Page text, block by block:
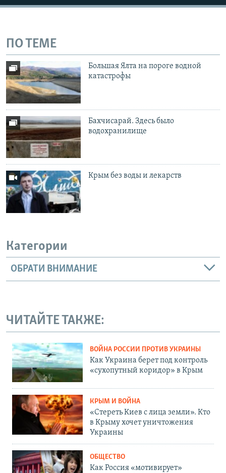
ПО ТЕМЕ
Большая Ялта на пороге водной
катастрофы
Бахчисарай. Здесь было
водохранилище
Крым без воды и лекарств
Категории
ОБРАТИ ВНИМАНИЕ
ЧИТАЙТЕ ТАКЖЕ:
ВОЙНА РОССИИ ПРОТИВ УКРАИНЫ
Как Украина берет под контроль
«сухопутный коридор» в Крым
КРЫМ И ВОЙНА
«Стереть Киев с лица земли». Кто
в Крыму хочет уничтожения
Украины
ОБЩЕСТВО
Как Россия «мотивирует»